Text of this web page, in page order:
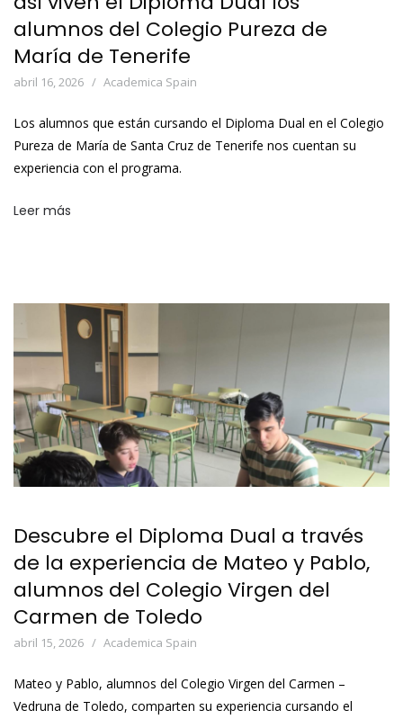
alumnos del Colegio Pureza de
María de Tenerife
abril 16, 2026 Academica Spain
Los alumnos que están cursando el Diploma Dual en el Colegio
Pureza de María de Santa Cruz de Tenerife nos cuentan su
experiencia con el programa.
Leer más
Descubre el Diploma Dual a través
de la experiencia de Mateo y Pablo,
alumnos del Colegio Virgen del
Carmen de Toledo
abril 15, 2026 Academica Spain
Mateo y Pablo, alumnos del Colegio Virgen del Carmen –
Vedruna de Toledo, comparten su experiencia cursando el